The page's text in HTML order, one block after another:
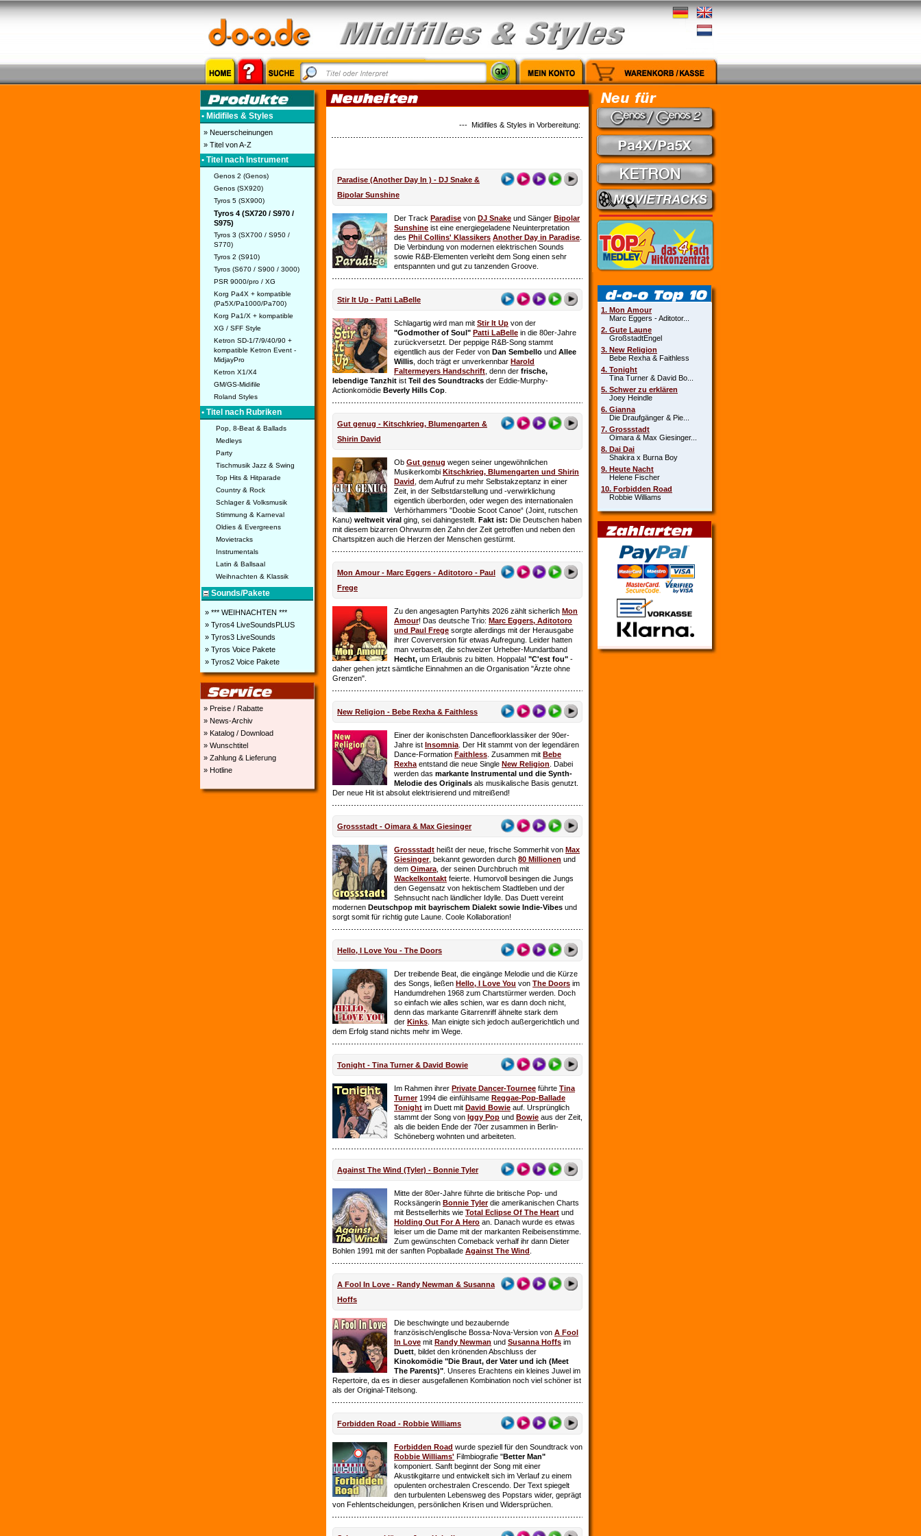
• Midifiles & Styles
» Neuerscheinungen
» Titel von A-Z
• Titel nach Instrument
Genos 2 (Genos)
Genos (SX920)
Tyros 5 (SX900)
Tyros 4 (SX720 / S970 /
S975)
Tyros 3 (SX700 / S950 /
S770)
Tyros 2 (S910)
Tyros (S670 / S900 / 3000)
PSR 9000/pro / XG
Korg Pa4X + kompatible
(Pa5X/Pa1000/Pa700)
Korg Pa1/X + kompatible
XG / SFF Style
Ketron SD-1/7/9/40/90 +
kompatible Ketron Event -
MidjayPro
Ketron X1/X4
GM/GS-Midifile
Roland Styles
• Titel nach Rubriken
Pop, 8-Beat & Ballads
Medleys
Party
Tischmusik Jazz & Swing
Top Hits & Hitparade
Country & Rock
Schlager & Volksmusik
Stimmung & Karneval
Oldies & Evergreens
Movietracks
Instrumentals
Latin & Ballsaal
Weihnachten & Klassik
Sounds/Pakete
» *** WEIHNACHTEN ***
» Tyros4 LiveSoundsPLUS
» Tyros3 LiveSounds
» Tyros Voice Pakete
» Tyros2 Voice Pakete
» Preise / Rabatte
» News-Archiv
» Katalog / Download
» Wunschtitel
» Zahlung & Lieferung
» Hotline
--- Midifiles & Styles in Vorbereitung: Alles ist gut - Nena // Every Little Thing She Does Is Magic - The Police // Learning To Fly - Pink Floyd
Paradise (Another Day In ) - DJ Snake &
Bipolar Sunshine
Der Track Paradise von DJ Snake und Sänger Bipolar
Sunshine ist eine energiegeladene Neuinterpretation
des Phil Collins' Klassikers Another Day in Paradise
Die Verbindung von modernen elektrischen Sounds
sowie R&B-Elementen verleiht dem Song einen sehr
entspannten und gut zu tanzenden Groove.
Stir It Up - Patti LaBelle
Schlagartig wird man mit Stir It Up von der
"Godmother of Soul" Patti LaBelle in die 80er-Jahre
zurückversetzt. Der peppige R&B-Song stammt
eigentllich aus der Feder von Dan Sembello und Allee
Willis , doch trägt er unverkennbar Harold
Faltermeyers Handschrift , denn der frische,
lebendige Tanzhit ist Teil des Soundtracks der Eddie-Murphy-
Actionkomödie Beverly Hills Cop
Gut genug - Kitschkrieg, Blumengarten &
Shirin David
Ob Gut genug wegen seiner ungewöhnlichen
Musikerkombi Kitschkrieg, Blumengarten und Shirin
David , dem Aufruf zu mehr Selbstakzeptanz in einer
Zeit, in der Selbstdarstellung und ‑verwirklichung
eigentlich überborden, oder wegen des internationalen
Verhörhammers "Doobie Scoot Canoe“ (Joint, rutschen
Kanu) weltweit viral ging, sei dahingestellt. Fakt ist: Die Deutschen haben
mit diesem bizarren Ohrwurm den Zahn der Zeit getroffen und neben den
Chartspitzen auch die Herzen der Menschen gestürmt.
Mon Amour - Marc Eggers - Aditotoro - Paul
Frege
Zu den angesagten Partyhits 2026 zählt sicherlich Mon
Amour! Das deutsche Trio: Marc Eggers, Aditotoro
und Paul Frege sorgte allerdings mit der Herausgabe
ihrer Coverversion für etwas Aufregung. Leider hatten
man verbaselt, die schweizer Urheber-Mundartband
Hecht, um Erlaubnis zu bitten. Hoppala! "C'est fou" -
daher gehen jetzt sämtliche Einnahmen an die Organisation "Ärzte ohne
Grenzen".
New Religion - Bebe Rexha & Faithless
Einer der ikonischsten Dancefloorklassiker der 90er-
Jahre ist Insomnia . Der Hit stammt von der legendären
Dance-Formation Faithless . Zusammen mit Bebe
Rexha entstand die neue Single New Religion . Dabei
werden das markante Instrumental und die Synth-
Melodie des Originals als musikalische Basis genutzt.
Der neue Hit ist absolut elektrisierend und mitreißend!
Grossstadt - Oimara & Max Giesinger
Grossstadt heißt der neue, frische Sommerhit von Max
Giesinger, bekannt geworden durch 80 Millionen und
dem Oimara , der seinen Durchbruch mit
Wackelkontakt feierte. Humorvoll besingen die Jungs
den Gegensatz von hektischem Stadtleben und der
Sehnsucht nach ländlicher Idylle. Das Duett vereint
modernen Deutschpop mit bayrischem Dialekt sowie Indie-Vibes und
sorgt somit für richtig gute Laune. Coole Kollaboration!
Hello, I Love You - The Doors
Der treibende Beat, die eingänge Melodie und die Kürze
des Songs, ließen Hello, I Love You von The Doors im
Handumdrehen 1968 zum Chartstürmer werden. Doch
so einfach wie alles schien, war es dann doch nicht,
denn das markante Gitarrenriff ähnelte stark dem
der Kinks . Man einigte sich jedoch außergerichtlich und
dem Erfolg stand nichts mehr im Wege.
Tonight - Tina Turner & David Bowie
Im Rahmen ihrer Private Dancer-Tournee führte Tina
Turner 1994 die einfühlsame Reggae-Pop-Ballade
Tonight im Duett mit David Bowie auf. Ursprünglich
stammt der Song von Iggy Pop und Bowie aus der Zeit,
als die beiden Ende der 70er zusammen in Berlin-
Schöneberg wohnten und arbeiteten.
Against The Wind (Tyler) - Bonnie Tyler
Mitte der 80er-Jahre führte die britische Pop- und
Rocksängerin Bonnie Tylerdie amerikanischen Charts
mit Bestsellerhits wie Total Eclipse Of The Heart und
Holding Out For A Hero an. Danach wurde es etwas
leiser um die Dame mit der markanten Reibeisenstimme.
Zum gewünschten Comeback verhalf ihr dann Dieter
Bohlen 1991 mit der sanften Popballade Against The Wind
A Fool In Love - Randy Newman & Susanna
Hoffs
Die beschwingte und bezaubernde
französisch/englische Bossa-Nova-Version von A Fool
In Love mit Randy Newman und Susanna Hoffs im
Duett , bildet den krönenden Abschluss der
Kinokomödie "Die Braut, der Vater und ich (Meet
The Parents)" . Unseres Erachtens ein kleines Juwel im
Repertoire, da es in dieser ausgefallenen Kombination noch viel schöner ist
als der Original-Titelsong.
Forbidden Road - Robbie Williams
Forbidden Road wurde speziell für den Soundtrack von
Robbie Williams' Filmbiografie "Better Man"
komponiert. Sanft beginnt der Song mit einer
Akustikgitarre und entwickelt sich im Verlauf zu einem
opulenten orchestralen Crescendo. Der Text spiegelt
den turbulenten Lebensweg des Popstars wider, geprägt
von Fehlentscheidungen, persönlichen Krisen und Widersprüchen.
1. Mon Amour
Marc Eggers - Aditotor...
2. Gute Laune
GroßstadtEngel
3. New Religion
Bebe Rexha & Faithless
4. Tonight
Tina Turner & David Bo...
5. Schwer zu erklären
Joey Heindle
6. Gianna
Die Draufgänger & Pie...
7. Grossstadt
Oimara & Max Giesinger...
8. Dai Dai
Shakira x Burna Boy
9. Heute Nacht
Helene Fischer
10. Forbidden Road
Robbie Williams